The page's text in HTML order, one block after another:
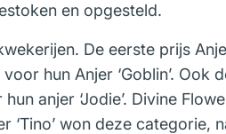
en opgesteld.
De eerste prijs
hun Anjer ‘Goblin’. Ook
anjer ‘Jodie’. Divine
won deze categorie,